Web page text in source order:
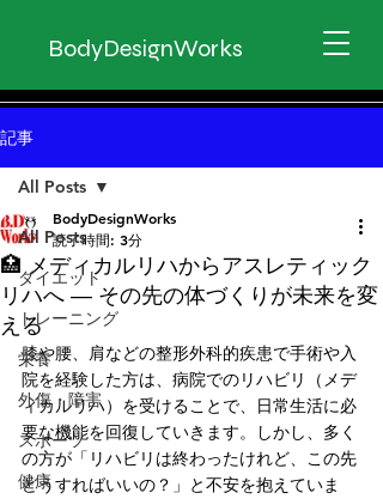
BodyDesignWorks
記事
All Posts
ダイエット
トレーニング
栄養
外傷・障害
スポーツ
健康
All Posts
🏥 メディカルリハからアスレティック
リハへ ― その先の体づくりが未来を変
える
BodyDesignWorks
読了時間: 3分
膝や腰、肩などの整形外科的疾患で手術や入
院を経験した方は、病院でのリハビリ（メデ
ィカルリハ）を受けることで、日常生活に必
要な機能を回復していきます。しかし、多く
の方が「リハビリは終わったけれど、この先
どうすればいいの？」と不安を抱えていま